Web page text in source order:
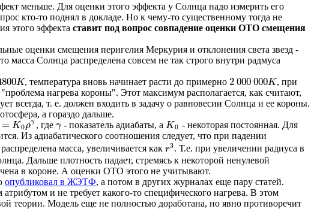
меньше. Для оценки этого эффекта у Солнца надо измерить его
кто-то поднял в докладе. Но к чему-то существенному тогда не
этого эффекта ставит под вопрос совпадение оценки ОТО смещения
оценки смещения перигелия Меркурия и отклонения света звезд -
Солнца распределена совсем не так строго внутри радмуса
K
K , температура вновь начинает расти до примерно 2 000 000K
2 000 000K , при
нагрева короны". Этот максимум располагается, как считают,
всегда, т. е. должен входить в задачу о равновесии Солнца и ее короны.
а гораздо дальше.
= K0ργ
K 0ργ , где γ
γ - показатель адиабаты, а K0
K0 - некоторая постоянная. Для
Из адиабатического соотношения следует, что при падении
масса, увеличивается как r3
r3. Т.е. при увеличении радиуса в
Дальше плотность падает, стремясь к некоторой ненулевой
в короне. А оценки ОТО этого не учитывают.
опубликовал в ЖЭТФ, а потом в других журналах еще пару статей.
и не требует какого-то специфического нагрева. В этом
теории. Модель еще не полностью доработана, но явно противоречит